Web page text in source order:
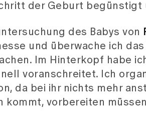
der Geburt
des Babys von
und überwache ich
Im Hinterkopf habe
voranschreitet. Ich
da bei ihr nichts mehr
kommt, vorbereiten